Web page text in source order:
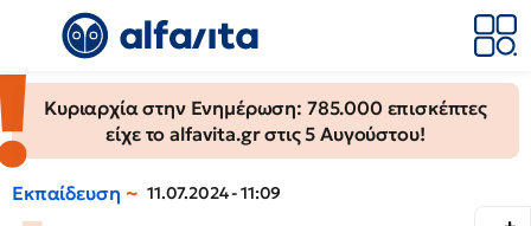
Κυριαρχία στην Ενημέρωση: 785.000 επισκέπτες
είχε το alfavita.gr στις 5 Αυγούστου!
Εκπαίδευση 11.07.2024 - 11:09